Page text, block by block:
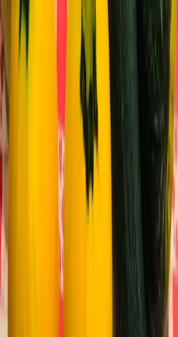
https://www.instagram.com/vera.penthum/
Deel dit evenement